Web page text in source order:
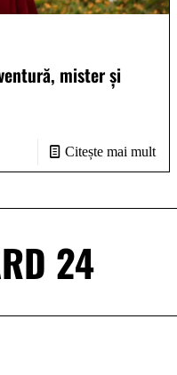
mister și
Citește mai mult
24